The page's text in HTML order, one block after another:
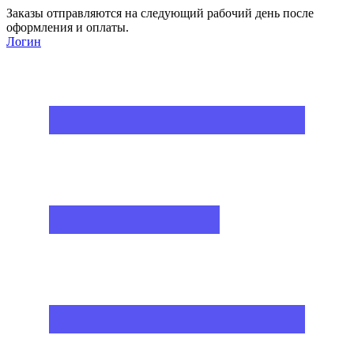
Заказы отправляются на следующий рабочий день после
оформления и оплаты.
Логин